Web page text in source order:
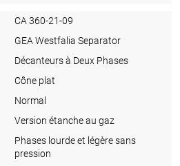
CA 360-21-09
GEA Westfalia Separator
Décanteurs à Deux Phases
Cône plat
Normal
Version étanche au gaz
Phases lourde et légère sans
pression